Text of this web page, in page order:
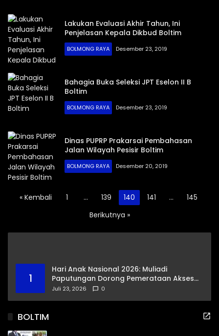
Lakukan Evaluasi Akhir Tahun, Ini
Penjelasan Kepala Dikbud Boltim
BOLMONG RAYA Desember 23, 2019
Bahagia Buka Seleksi JPT Eselon II B
Boltim
BOLMONG RAYA Desember 23, 2019
Dinas PUPRP Prakarsai Pembahasan
Jalan Wilayah Pesisir Boltim
BOLMONG RAYA Desember 20, 2019
Paginasi
« Kembali 1 … 139 140 141 …
145
Berikutnya »
1
Hari Anak Nasional 2026: Muliadi
Paputungan Dorong Pemerataan Akses
Pendidikan dan Proteksi Digital Anak Sulut
Juli 23, 2026 0
BOLTIM